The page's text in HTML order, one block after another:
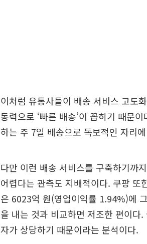
이처럼 유통사들이 배송 서비스 고도
동력으로 ‘빠른 배송’이 꼽히기 때문
하는 주 7일 배송으로 독보적인 자리
다만 이런 배송 서비스를 구축하기까
어렵다는 관측도 지배적이다. 쿠팡 또
은 6023억 원(영업이익률 1.94%)에
을 내는 것과 비교하면 저조한 편이다
자가 상당하기 때문이라는 분석이다.